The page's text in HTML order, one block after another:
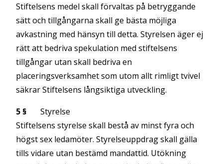
Stiftelsens medel skall förvaltas på betryggande
sätt och tillgångarna skall ge bästa möjliga
avkastning med hänsyn till detta. Styrelsen äger ej
rätt att bedriva spekulation med stiftelsens
tillgångar utan skall bedriva en
placeringsverksamhet som utom allt rimligt tvivel
säkrar Stiftelsens långsiktiga utveckling.
5 § Styrelse
Stiftelsens styrelse skall bestå av minst fyra och
högst sex ledamöter. Styrelseuppdrag skall gälla
tills vidare utan bestämd mandattid. Utökning